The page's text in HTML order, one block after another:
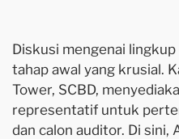
Diskusi mengenai lingkup
tahap awal yang krusial.
Tower, SCBD,
representatif untuk
dan calon auditor. Di sini,